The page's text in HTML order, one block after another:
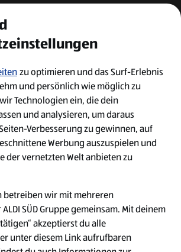
Job Benachrichtigung
Bewerberkonto
Leichte Sprache
Kontakt
zu optimieren und das Surf-Erlebnis
und persönlich wie möglich zu
Technologien ein, die dein
und analysieren, um daraus
Verbesserung zu gewinnen, auf
Werbung auszuspielen und
der vernetzten Welt anbieten zu
betreiben wir mit mehreren
SÜD Gruppe gemeinsam. Mit deinem
akzeptierst du alle
unter diesem Link aufrufbaren